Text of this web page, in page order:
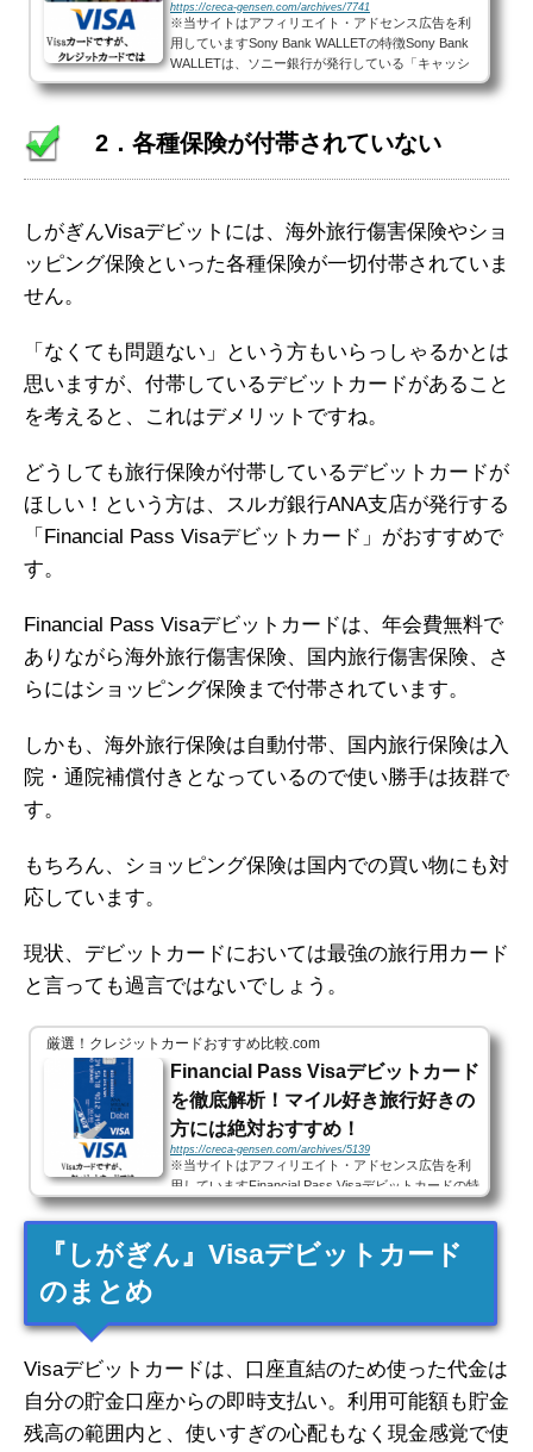
https://creca-gensen.com/archives/7741
※当サイトはアフィリエイト・アドセンス広告を利
用していますSony Bank WALLETの特徴Sony Bank
WALLETは、ソニー銀行が発行している「キャッシ
ュカード」と「Visaデビット機能」が一体になった
2．各種保険が付帯されていない
しがぎんVisaデビットには、海外旅行傷害保険やショ
ッピング保険といった各種保険が一切付帯されていま
せん。
「なくても問題ない」という方もいらっしゃるかとは
思いますが、付帯しているデビットカードがあること
を考えると、これはデメリットですね。
どうしても旅行保険が付帯しているデビットカードが
ほしい！という方は、スルガ銀行ANA支店が発行する
「Financial Pass Visaデビットカード」がおすすめで
す。
Financial Pass Visaデビットカードは、年会費無料で
ありながら海外旅行傷害保険、国内旅行傷害保険、さ
らにはショッピング保険まで付帯されています。
しかも、海外旅行保険は自動付帯、国内旅行保険は入
院・通院補償付きとなっているので使い勝手は抜群で
す。
もちろん、ショッピング保険は国内での買い物にも対
応しています。
現状、デビットカードにおいては最強の旅行用カード
と言っても過言ではないでしょう。
厳選！クレジットカードおすすめ比較.com
Financial Pass Visaデビットカード
を徹底解析！マイル好き旅行好きの
方には絶対おすすめ！
https://creca-gensen.com/archives/5139
※当サイトはアフィリエイト・アドセンス広告を利
用していますFinancial Pass Visaデビットカードの特
徴Financial Pass Visaデビットカードは、「ICキャッ
シュカード」+「Visaデビット」+「ANAマイレージ
クラブ」の3つの...
『しがぎん』Visaデビットカード
のまとめ
Visaデビットカードは、口座直結のため使った代金は
自分の貯金口座からの即時支払い。利用可能額も貯金
残高の範囲内と、使いすぎの心配もなく現金感覚で使